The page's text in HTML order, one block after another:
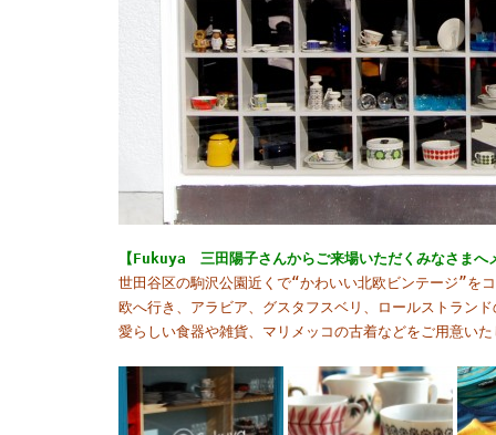
【Fukuya 三田陽子さんからご来場いただくみなさまへ
世田谷区の駒沢公園近くで“かわいい北欧ビンテージ”を
欧へ行き、アラビア、グスタフスベリ、ロールストラン
愛らしい食器や雑貨、マリメッコの古着などをご用意い